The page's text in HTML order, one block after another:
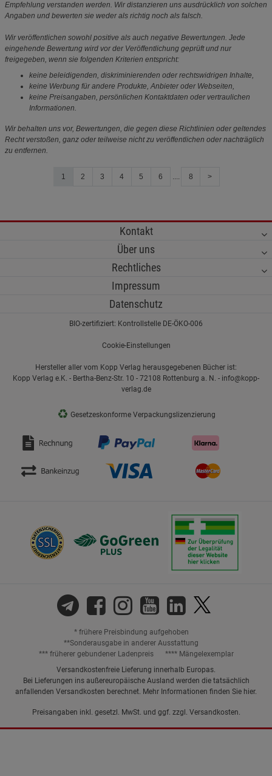
Empfehlung verstanden werden. Wir distanzieren uns ausdrücklich von solchen
Angaben und bewerten sie weder als richtig noch als falsch.
Wir veröffentlichen sowohl positive als auch negative Bewertungen. Jede
eingehende Bewertung wird vor der Veröffentlichung geprüft und nur
freigegeben, wenn sie folgenden Kriterien entspricht:
keine beleidigenden, diskriminierenden oder rechtswidrigen Inhalte,
keine Werbung für andere Produkte, Anbieter oder Webseiten,
keine Preisangaben, persönlichen Kontaktdaten oder vertraulichen
Informationen.
Wir behalten uns vor, Bewertungen, die gegen diese Richtlinien oder geltendes
Recht verstoßen, ganz oder teilweise nicht zu veröffentlichen oder nachträglich
zu entfernen.
1 2 3 4 5 6 .... 8 >
Kontakt
Über uns
Rechtliches
Impressum
Datenschutz
BIO-zertifiziert: Kontrollstelle DE-ÖKO-006
Cookie-Einstellungen
Hersteller aller vom Kopp Verlag herausgegebenen Bücher ist:
Kopp Verlag e.K. - Bertha-Benz-Str. 10 - 72108 Rottenburg a. N. - info@kopp-
verlag.de
♻ Gesetzeskonforme Verpackungslizenzierung
* frühere Preisbindung aufgehoben
**Sonderausgabe in anderer Ausstattung
*** früherer gebundener Ladenpreis
**** Mängelexemplar
Versandkostenfreie Lieferung innerhalb Europas.
Bei Lieferungen ins außereuropäische Ausland werden die tatsächlich
anfallenden Versandkosten berechnet. Mehr Informationen finden Sie hier.
Preisangaben inkl. gesetzl. MwSt. und ggf. zzgl. Versandkosten.